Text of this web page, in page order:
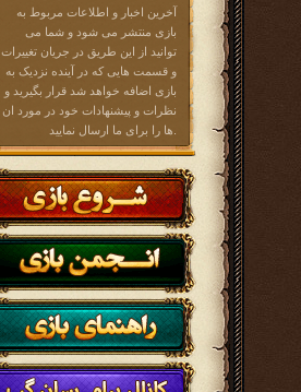
آخرین اخبار و اطلاعات مربوط به
بازی منتشر می شود و شما می
توانید از این طریق در جریان تغییرات
و قسمت هایی که در آینده نزدیک به
بازی اضافه خواهد شد قرار بگیرید و
نظرات و پیشنهادات خود در مورد ان